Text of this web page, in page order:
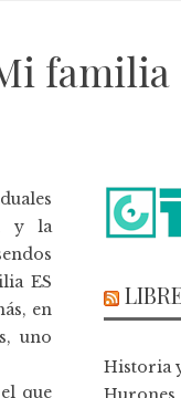
familia
y la
ES
en
uno
que
Historia